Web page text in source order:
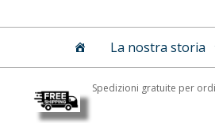
La nostra storia
Spedizioni gratuite per